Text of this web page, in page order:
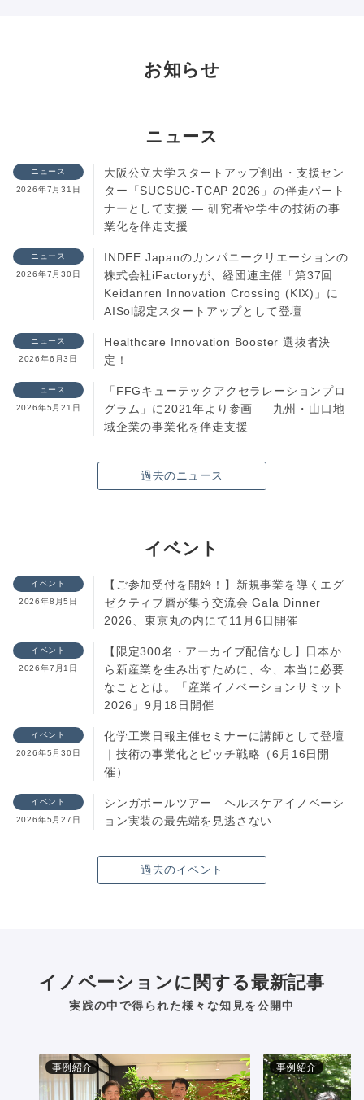
お知らせ
ニュース
ニュース
2026年7月31日
大阪公立大学スタートアップ創出・支援セン
ター「SUCSUC-TCAP 2026」の伴走パート
ナーとして支援 ― 研究者や学生の技術の事
業化を伴走支援
ニュース
2026年7月30日
INDEE Japanのカンパニークリエーションの
株式会社iFactoryが、経団連主催「第37回
Keidanren Innovation Crossing (KIX)」に
AISol認定スタートアップとして登壇
ニュース
2026年6月3日
Healthcare Innovation Booster 選抜者決
定！
ニュース
2026年5月21日
「FFGキューテックアクセラレーションプロ
グラム」に2021年より参画 ― 九州・山口地
域企業の事業化を伴走支援
過去のニュース
イベント
イベント
2026年8月5日
【ご参加受付を開始！】新規事業を導くエグ
ゼクティブ層が集う交流会 Gala Dinner
2026、東京丸の内にて11月6日開催
イベント
2026年7月1日
【限定300名・アーカイブ配信なし】日本か
ら新産業を生み出すために、今、本当に必要
なこととは。「産業イノベーションサミット
2026」9月18日開催
イベント
2026年5月30日
化学工業日報主催セミナーに講師として登壇
｜技術の事業化とピッチ戦略（6月16日開
催）
イベント
2026年5月27日
シンガポールツアー ヘルスケアイノベーシ
ョン実装の最先端を見逃さない
過去のイベント
イノベーションに関する最新記事
実践の中で得られた様々な知見を公開中
事例紹介 事例紹介